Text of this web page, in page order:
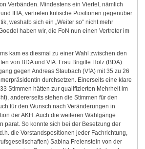
Verbänden. Mindestens ein Viertel, nämlich
IHA, vertreten kritische Positionen gegenüber
weshalb sich ein „Weiter so“ nicht mehr
haben wir, die FoN nun einen Vertreter im
kam es diesmal zu einer Wahl zwischen den
von BDA und VfA. Frau Brigitte Holz (BDA)
gegen Andreas Staubach (VfA) mit 35 zu 26
durchsetzen. Einerseits eine klare
Stimmen hätten zur qualifizierten Mehrheit im
andererseits stehen die Stimmen für den
für den Wunsch nach Veränderungen in
der AKH. Auch die weiteren Wahlgänge
parat. So konnte sich bei der Besetzung der
die Vorstandspositionen jeder Fachrichtung,
Sabina Freienstein von der